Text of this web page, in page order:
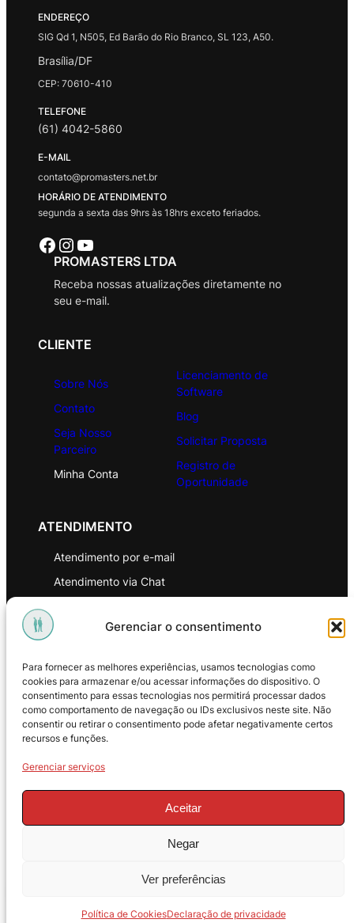
Gerenciar o consentimento
Para fornecer as melhores experiências, usamos tecnologias como
cookies para armazenar e/ou acessar informações do dispositivo. O
consentimento para essas tecnologias nos permitirá processar dados
como comportamento de navegação ou IDs exclusivos neste site. Não
consentir ou retirar o consentimento pode afetar negativamente certos
recursos e funções.
Gerenciar serviços
Aceitar
Negar
Ver preferências
Política de CookiesDeclaração de privacidade
ENDEREÇO
SIG Qd 1, N505, Ed Barão do Rio Branco, SL 123, A50.
Brasília/DF
CEP: 70610-410
TELEFONE
(61) 4042-5860
E-MAIL
contato@promasters.net.br
HORÁRIO DE ATENDIMENTO
segunda a sexta das 9hrs às 18hrs exceto feriados.
Facebook Instagram Youtube
PROMASTERS LTDA
Receba nossas atualizações diretamente no
seu e-mail.
CLIENTE
Sobre Nós
Contato
Seja Nosso
Parceiro
Minha Conta
Licenciamento de
Software
Blog
Solicitar Proposta
Registro de
Oportunidade
ATENDIMENTO
Atendimento por e-mail
Atendimento via Chat
Política de Privacidade
Política de Troca e Devoluções
Política de Reembolso
18.269.230/0001-16. Todos os direitos